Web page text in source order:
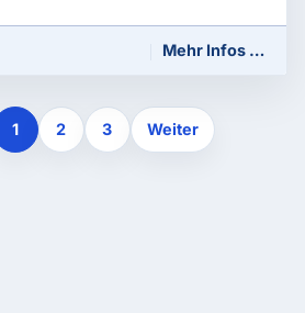
aus Fachvortraegen und
Location.
Mehr Infos …
1 2 3 Weiter